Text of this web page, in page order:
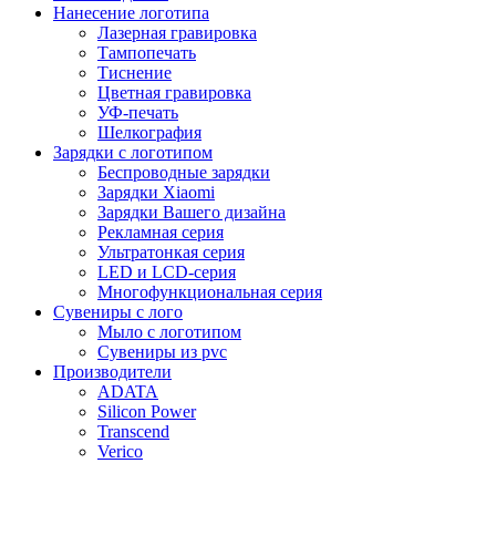
Нанесение логотипа
Лазерная гравировка
Тампопечать
Тиснение
Цветная гравировка
УФ-печать
Шелкография
Зарядки с логотипом
Беспроводные зарядки
Зарядки Xiaomi
Зарядки Вашего дизайна
Рекламная серия
Ультратонкая серия
LED и LCD-серия
Многофункциональная серия
Сувениры с лого
Мыло с логотипом
Сувениры из pvc
Производители
ADATA
Silicon Power
Transcend
Verico